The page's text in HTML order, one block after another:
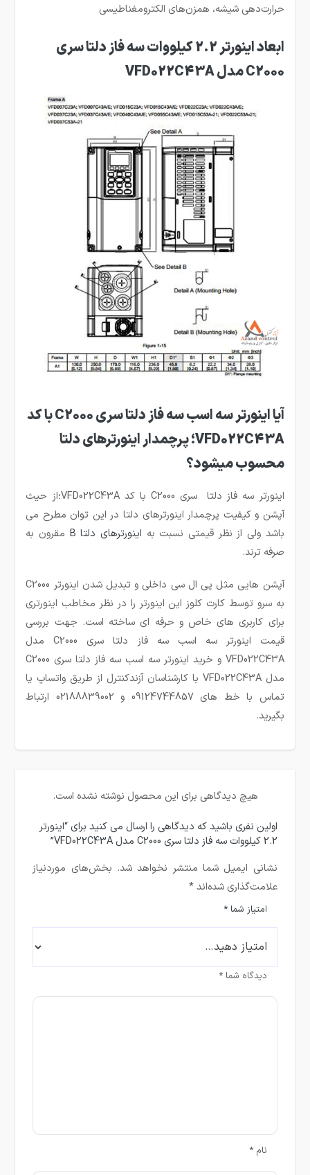
حرارت‌دهی شیشه، همزن‌های الکترومغناطیسی
ابعاد اینورتر 2.2 کیلووات سه فاز دلتا سری
C2000 مدل VFD022C43A
آیا اینورتر سه اسب سه فاز دلتا سری C2000 با کد
VFD022C43A؛ پرچمدار اینورترهای دلتا
محسوب میشود؟
اینورتر سه فاز دلتا سری C2000 با کد VFD022C43A؛از حیث
آپشن و کیفیت پرچمدار اینورترهای دلتا در این توان مطرح می
باشد ولی از نظر قیمتی نسبت به اینورترهای دلتا B
مقرون به
صرفه ترند.
آپشن هایی مثل پی ال سی داخلی و تبدیل شدن اینورتر C2000
به سرو توسط کارت کلوز این اینورتر را در نظر مخاطب اینورتری
برای کاربری های خاص و حرفه ای ساخته است. جهت بررسی
قیمت اینورتر سه اسب سه فاز دلتا سری C2000 مدل
VFD022C43A و خرید اینورتر سه اسب سه فاز دلتا سری C2000
مدل VFD022C43A با کارشناسان آزندکنترل از طریق واتساپ یا
تماس با خط های 09124744857 و 02188839002 ارتباط
بگیرید.
هیچ دیدگاهی برای این محصول نوشته نشده است.
اولین نفری باشید که دیدگاهی را ارسال می کنید برای “اینورتر
2.2 کیلووات سه فاز دلتا سری C2000 مدل VFD022C43A”
نشانی ایمیل شما منتشر نخواهد شد. بخش‌های موردنیاز
علامت‌گذاری شده‌اند*
امتیاز شما*
دیدگاه شما*
نام*